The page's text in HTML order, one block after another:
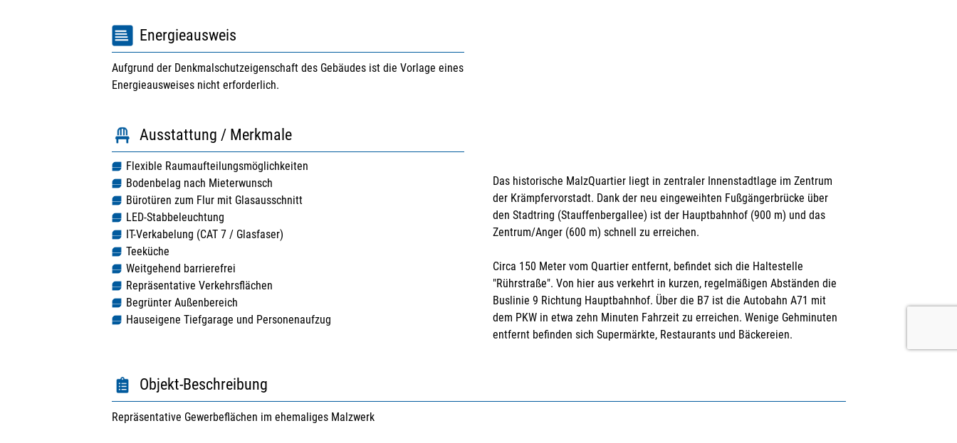
Energieausweis
Aufgrund der Denkmalschutzeigenschaft des Gebäudes ist die Vorlage eines
Energieausweises nicht erforderlich.
Ausstattung / Merkmale
Flexible Raumaufteilungsmöglichkeiten
Bodenbelag nach Mieterwunsch
Bürotüren zum Flur mit Glasausschnitt
LED-Stabbeleuchtung
IT-Verkabelung (CAT 7 / Glasfaser)
Teeküche
Weitgehend barrierefrei
Repräsentative Verkehrsflächen
Begrünter Außenbereich
Hauseigene Tiefgarage und Personenaufzug
Das historische MalzQuartier liegt in zentraler Innenstadtlage im Zentrum
der Krämpfervorstadt. Dank der neu eingeweihten Fußgängerbrücke über
den Stadtring (Stauffenbergallee) ist der Hauptbahnhof (900 m) und das
Zentrum/Anger (600 m) schnell zu erreichen.
Circa 150 Meter vom Quartier entfernt, befindet sich die Haltestelle
"Rührstraße". Von hier aus verkehrt in kurzen, regelmäßigen Abständen die
Buslinie 9 Richtung Hauptbahnhof. Über die B7 ist die Autobahn A71 mit
dem PKW in etwa zehn Minuten Fahrzeit zu erreichen. Wenige Gehminuten
entfernt befinden sich Supermärkte, Restaurants und Bäckereien.
Objekt-Beschreibung
Repräsentative Gewerbeflächen im ehemaliges Malzwerk